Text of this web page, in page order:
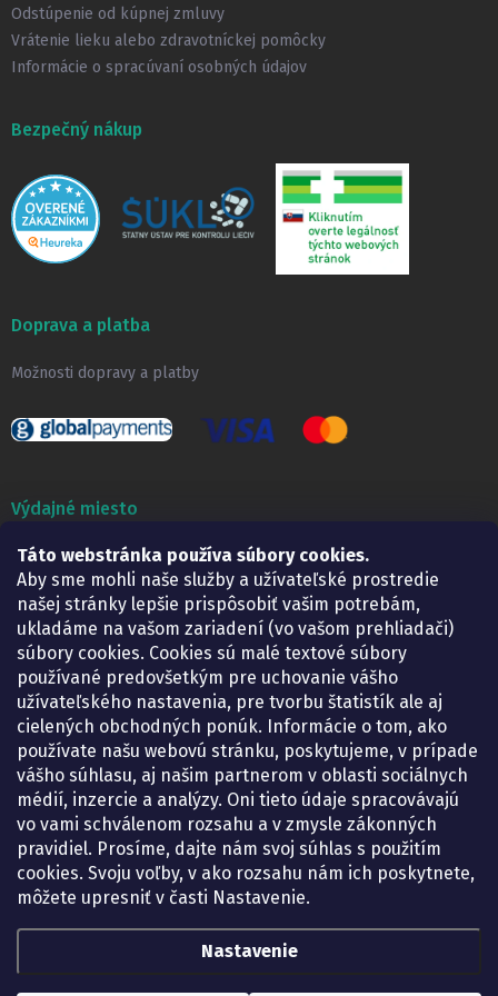
Táto webstránka používa súbory cookies.
Aby sme mohli naše služby a užívateľské prostredie
našej stránky lepšie prispôsobiť vašim potrebám,
ukladáme na vašom zariadení (vo vašom prehliadači)
súbory cookies. Cookies sú malé textové súbory
používané predovšetkým pre uchovanie vášho
užívateľského nastavenia, pre tvorbu štatistík ale aj
cielených obchodných ponúk. Informácie o tom, ako
používate našu webovú stránku, poskytujeme, v prípade
vášho súhlasu, aj našim partnerom v oblasti sociálnych
médií, inzercie a analýzy. Oni tieto údaje spracovávajú
vo vami schválenom rozsahu a v zmysle zákonných
pravidiel. Prosíme, dajte nám svoj súhlas s použitím
cookies. Svoju voľby, v ako rozsahu nám ich poskytnete,
môžete upresniť v časti Nastavenie.
Nastavenie
Odstúpenie od kúpnej zmluvy
Vrátenie lieku alebo zdravotníckej pomôcky
Informácie o spracúvaní osobných údajov
Bezpečný nákup
Doprava a platba
Možnosti dopravy a platby
Výdajné miesto
Lekáreň ADONAI
Košice – Smetanova 2
Pondelok:
07.30 – 15.30 h.
Utorok:
07.30 – 16.00 h.
Streda:
07.30 – 16.00 h.
Štvrtok:
07.30 – 15.30 h.
Piatok:
07.30 – 15.30 h.
KONTAKT
eshop@lekarenadonai.sk
+421 948 203 203
Nájdete nás na Facebooku.
lekarenadonai/